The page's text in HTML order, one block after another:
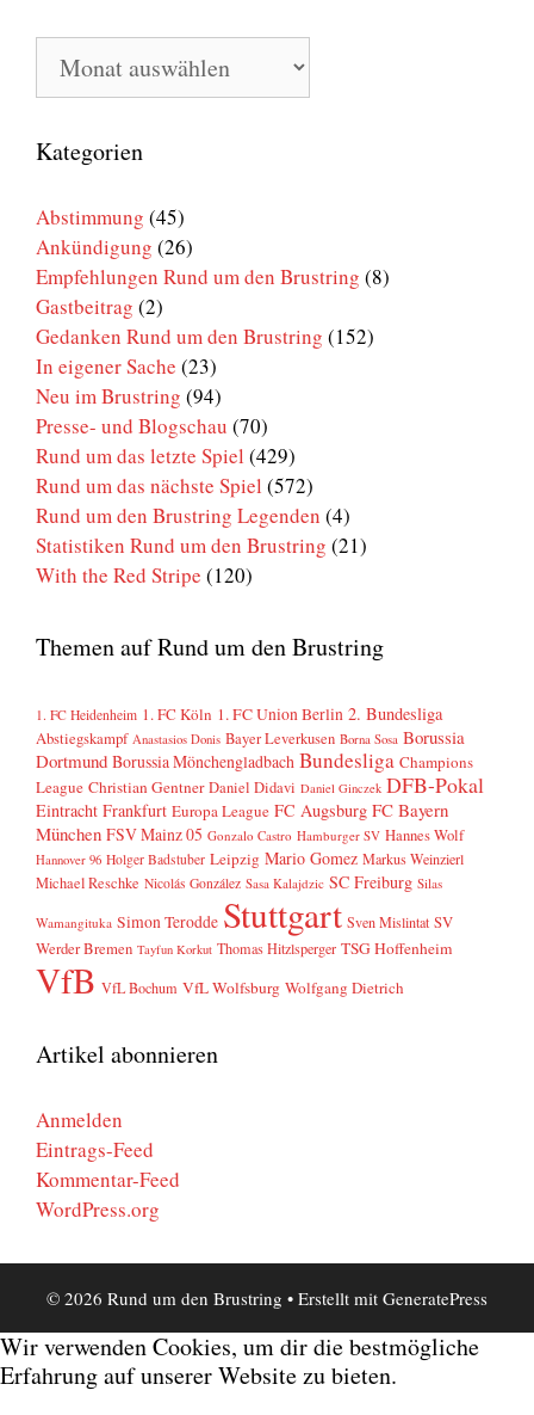
Bisher
auf
Rund
den
Brustring
Kategorien
Abstimmung (45)
Ankündigung (26)
Empfehlungen Rund um den Brustring (8)
Gastbeitrag (2)
Gedanken Rund um den Brustring (152)
In eigener Sache (23)
Neu im Brustring (94)
Presse- und Blogschau (70)
Rund um das letzte Spiel (429)
Rund um das nächste Spiel (572)
Rund um den Brustring Legenden (4)
Statistiken Rund um den Brustring (21)
With the Red Stripe (120)
Themen auf Rund um den Brustring
1. FC Heidenheim 1. FC Köln 1. FC Union Berlin 2. Bundesliga
Abstiegskampf Anastasios Donis Bayer Leverkusen Borna Sosa Borussia
Dortmund Borussia Mönchengladbach Bundesliga Champions
League Christian Gentner Daniel Didavi Daniel Ginczek DFB-Pokal
Eintracht Frankfurt Europa League FC Augsburg FC Bayern
München FSV Mainz 05 Gonzalo Castro Hamburger SV Hannes Wolf
Hannover 96 Holger Badstuber Leipzig Mario Gomez Markus Weinzierl
Michael Reschke Nicolás González Sasa Kalajdzic SC Freiburg Silas
Wamangituka Simon Terodde Stuttgart Sven Mislintat SV
Werder Bremen Tayfun Korkut Thomas Hitzlsperger TSG Hoffenheim
VfB VfL Bochum VfL Wolfsburg Wolfgang Dietrich
Artikel abonnieren
Anmelden
Eintrags-Feed
Kommentar-Feed
WordPress.org
© 2026 Rund um den Brustring • Erstellt mit GeneratePress
Wir verwenden Cookies, um dir die bestmögliche
Erfahrung auf unserer Website zu bieten.